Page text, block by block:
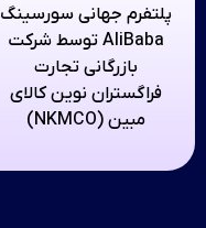
پلتفرم جهانی سورسینگ
AliBaba توسط شرکت
بازرگانی تجارت
فراگستران نوین کالای
مبین (NKMCO)